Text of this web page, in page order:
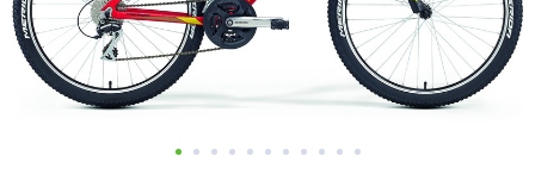
в корзину
Оплачивайте сегодня только